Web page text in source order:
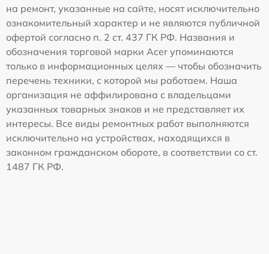
на ремонт, указанные на сайте, носят исключительно
ознакомительный характер и не являются публичной
офертой согласно п. 2 ст. 437 ГК РФ. Названия и
обозначения торговой марки Acer упоминаются
только в информационных целях — чтобы обозначить
перечень техники, с которой мы работаем. Наша
организация не аффилирована с владельцами
указанных товарных знаков и не представляет их
интересы. Все виды ремонтных работ выполняются
исключительно на устройствах, находящихся в
законном гражданском обороте, в соответствии со ст.
1487 ГК РФ.